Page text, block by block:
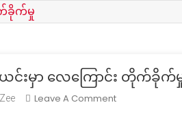
ခိုက်မှု
ယင်းမှာ လေကြောင်း တိုက်
Leave A CommentOn